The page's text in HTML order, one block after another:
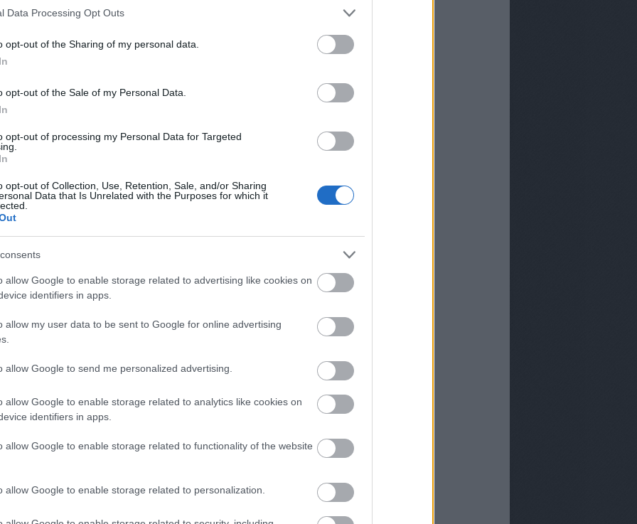
Data Processing Opt Outs
opt-out of the Sharing of my personal data.
opt-out of the Sale of my Personal Data.
opt-out of processing my Personal Data for Targeted
opt-out of Collection, Use, Retention, Sale, and/or Sharing
Data that Is Unrelated with the Purposes for which it
allow Google to enable storage related to advertising like cookies on
identifiers in apps.
allow my user data to be sent to Google for online advertising
allow Google to send me personalized advertising.
allow Google to enable storage related to analytics like cookies on
identifiers in apps.
allow Google to enable storage related to functionality of the website
allow Google to enable storage related to personalization.
a forgatás során a lakosság is aktívan alakíthatta a
arról, hogy segítik vagy épp feljelentik a menekülő
majd, hogy zajlott az országos celeb-üldözés.
a teljes szezonban élvezhetik az UEFA
a budapesti Puskás Arénábóla hazai
együttműködés keretében az egész világ
az idei szezonban az RTL+ Premium-on
különlegessé, amely valós idejű statisztikai
A futballélményt számos UEFA
Konferencialiga összecsapás teszi még
ÉTTERMEK CSATÁJA
elköszönt A Konyhafőnök, de rögtön új
az RTL. AzÉttermek csatájában
8-8 fős konyhai csapatot vezetve mérkőznek meg
valódi éttermek működtetéséért felelnek majd,
módon - 20 millió forintos fődíjban részesül.
András lesz, a műsor – ahol kincset érő
képző- és iparművészek alkotásainak